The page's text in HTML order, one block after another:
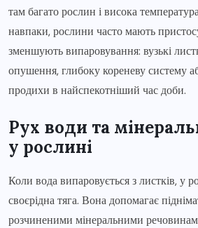
там багато рослин і висока
навпаки, рослини часто мають
зменшують випаровування: вузькі
опушення, глибоку кореневу систему
продихи в найспекотніший час доби.
Рух води та
у рослині
Коли вода випаровується з листків, у
своєрідна тяга. Вона допомагає
розчиненими мінеральними